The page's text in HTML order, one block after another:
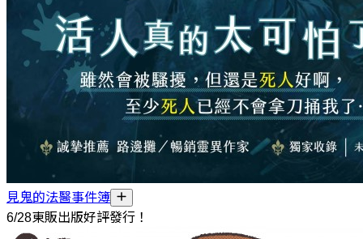
見鬼的法醫事件簿
6/28東販出版好評發行！